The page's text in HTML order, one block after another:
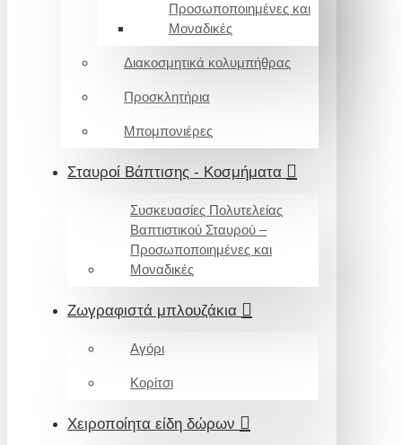
Προσωποποιημένες και
Μοναδικές
Διακοσμητικά κολυμπήθρας
Προσκλητήρια
Μπομπονιέρες
Σταυροί Βάπτισης - Κοσμήματα
Συσκευασίες Πολυτελείας
Βαπτιστικού Σταυρού –
Προσωποποιημένες και
Μοναδικές
Ζωγραφιστά μπλουζάκια
Αγόρι
Κορίτσι
Χειροποίητα είδη δώρων